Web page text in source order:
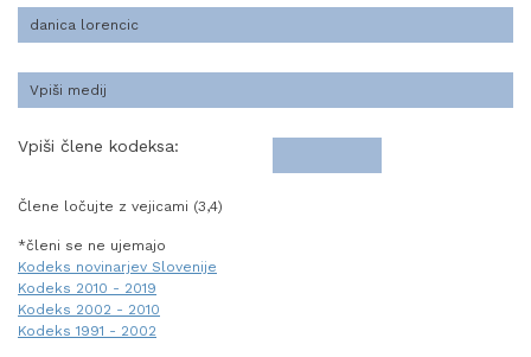
Vpiši člene kodeksa:
Člene ločujte z vejicami (3,4)
*členi se ne ujemajo
Kodeks novinarjev Slovenije
Kodeks 2010 - 2019
Kodeks 2002 - 2010
Kodeks 1991 - 2002